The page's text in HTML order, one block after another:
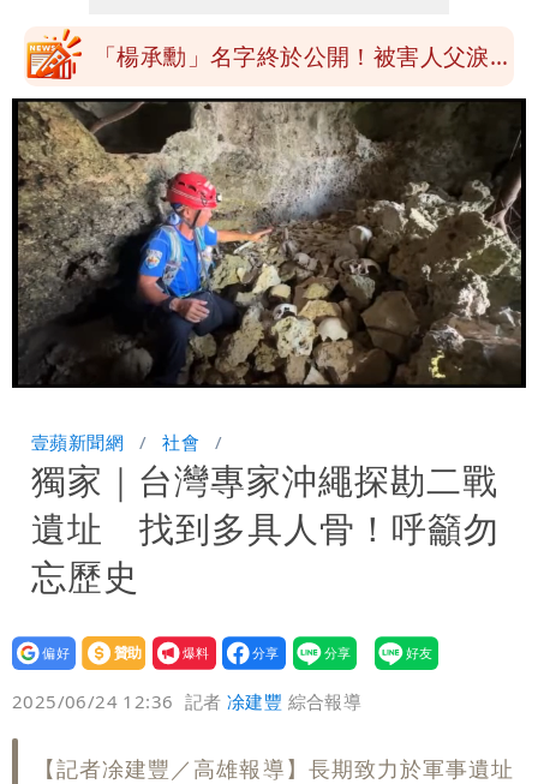
布 陸警可能相對低
「楊承勳」名字終於公開！被害人父淚喊
「終於能交代」 捐500萬獎學金延續愛
白海豚颱風逼近！鄭明典示警「恐遇黑潮
變強」 路徑分歧藏警訊：不利強度維持
Loaded:
100.00%
壹蘋新聞網 社會
獨家｜台灣專家沖繩探勘二戰
遺址 找到多具人骨！呼籲勿
忘歷史
設為
贊助
我要
爆料
2025/06/24 12:36 記者凃建豐 綜合報導
【記者凃建豐／高雄報導】長期致力於軍事遺址